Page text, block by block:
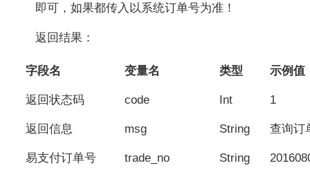
即可，如果都传入以系统订单号为准！
返回结果：
字段名 变量名 类型 示例值
返回状态码 code Int 1
返回信息 msg String 查询订
易支付订单号 trade_no String